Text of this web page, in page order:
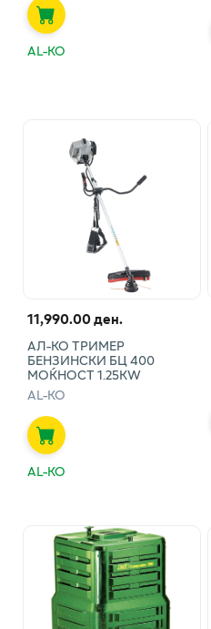
AL-KO
11,990.00 ден.
АЛ-КО ТРИМЕР
БЕНЗИНСКИ БЦ 400
МОЌНОСТ 1.25KW
AL-KO
AL-KO